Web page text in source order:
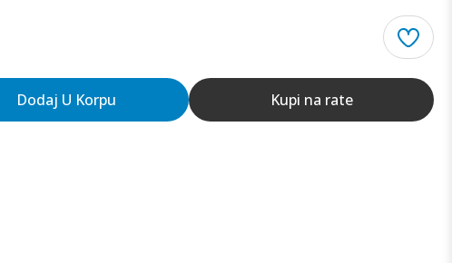
Dodaj U Korpu Kupi na rate